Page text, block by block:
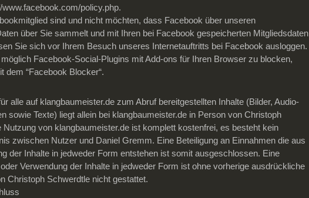
policy.php.
sind und nicht möchten, dass Facebook über unseren
über Sie sammelt und mit Ihren bei Facebook gespeicherten Mitgliedsdaten
Sie sich vor Ihrem Besuch unseres Internetauftritts bei Facebook ausloggen.
Facebook-Social-Plugins mit Add-ons für Ihren Browser zu blocken,
dem “Facebook Blocker“.
alle auf klangbaumeister.de zum Abruf bereitgestellten Inhalte (Bilder, Audio-
sowie Texte) liegt allein bei klangbaumeister.de in Person von Christoph
Nutzung von klangbaumeister.de ist komplett kostenfrei, es besteht kein
zwischen Nutzer und Daniel Gremm. Eine Beteiligung an Einnahmen die aus
der Inhalte in jedweder Form entstehen ist somit ausgeschlossen. Eine
Verwendung der Inhalte in jedweder Form ist ohne vorherige ausdrückliche
Christoph Schwerdtle nicht gestattet.